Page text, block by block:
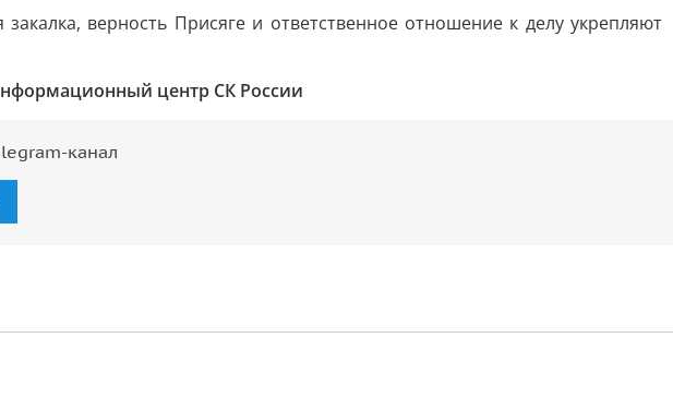
верность Присяге и ответственное отношение к делу укрепляют
центр СК России
канал